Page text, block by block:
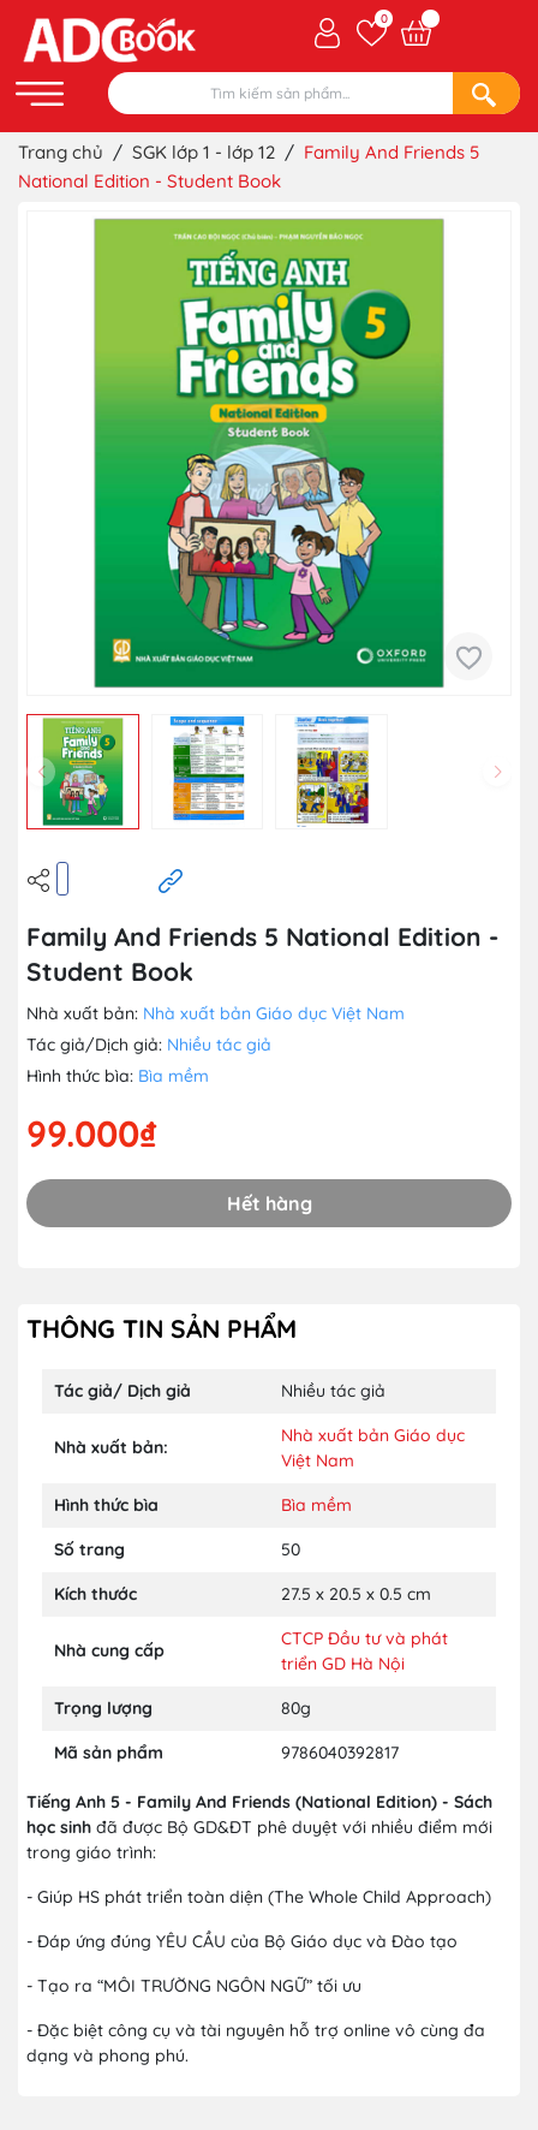
0
Trang chủ / SGK lớp 1 - lớp 12 / Family And Friends 5
National Edition - Student Book
Family And Friends 5 National Edition -
Student Book
Nhà xuất bản: Nhà xuất bản Giáo dục Việt Nam
Tác giả/Dịch giả: Nhiều tác giả
Hình thức bìa: Bìa mềm
99.000₫
Hết hàng
THÔNG TIN SẢN PHẨM
Tác giả/ Dịch giả Nhiều tác giả
Nhà xuất bản:
Nhà xuất bản Giáo dục
Việt Nam
Hình thức bìa Bìa mềm
Số trang 50
Kích thước 27.5 x 20.5 x 0.5 cm
Nhà cung cấp
CTCP Đầu tư và phát
triển GD Hà Nội
Trọng lượng 80g
Mã sản phẩm 9786040392817
Tiếng Anh 5 - Family And Friends (National Edition) - Sách
học sinh đã được Bộ GD&ĐT phê duyệt với nhiều điểm mới
trong giáo trình:
- Giúp HS phát triển toàn diện (The Whole Child Approach)
- Đáp ứng đúng YÊU CẦU của Bộ Giáo dục và Đào tạo
- Tạo ra “MÔI TRƯỜNG NGÔN NGỮ” tối ưu
- Đặc biệt công cụ và tài nguyên hỗ trợ online vô cùng đa
dạng và phong phú.